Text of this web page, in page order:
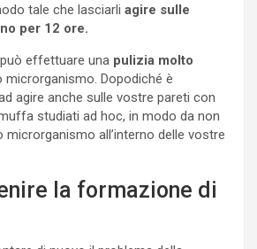
tale che lasciarli agire sulle
per 12 ore.
effettuare una pulizia molto
microrganismo. Dopodiché è
agire anche sulle vostre pareti con
studiati ad hoc, in modo da non
all’interno delle vostre
la formazione di